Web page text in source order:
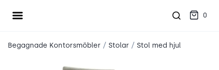
Öppna meny 0
Begagnade Kontorsmöbler / Stolar / Stol med hjul